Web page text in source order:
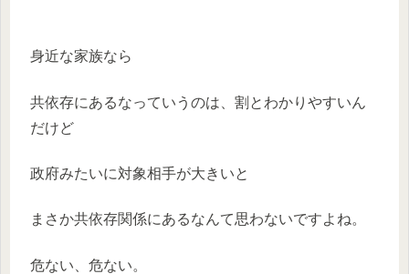
身近な家族なら
共依存にあるなっていうのは、割とわかりやすいん
だけど
政府みたいに対象相手が大きいと
まさか共依存関係にあるなんて思わないですよね。
危ない、危ない。